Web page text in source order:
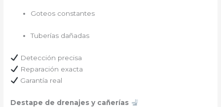
Goteos constantes
Tuberías dañadas
Detección precisa
Reparación exacta
Garantía real
Destape de drenajes y cañerías